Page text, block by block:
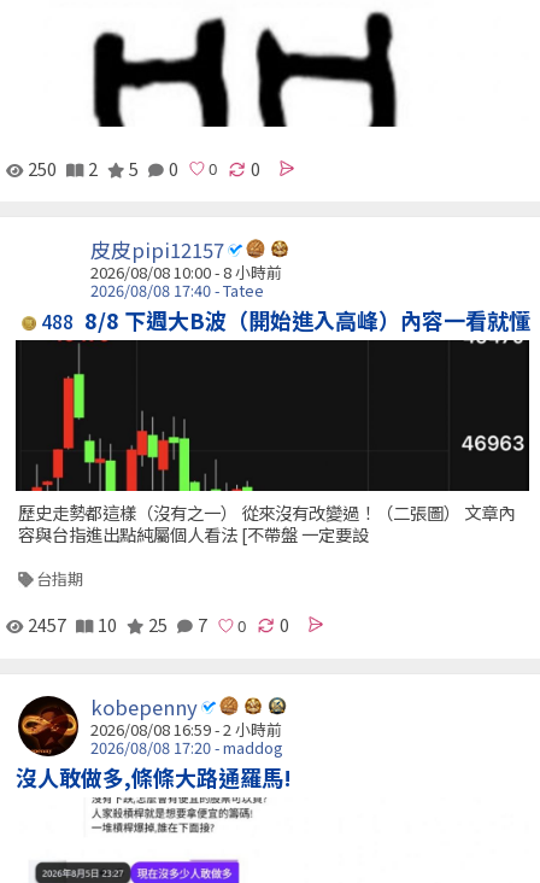
250 2 5 0 0
皮皮pipi12157
2026/08/08 10:00 -8 小時前
2026/08/08 17:40 - Tatee
488 8/8 下週大B波（開始進入高峰）內容一看就懂
歷史走勢都這樣（沒有之一） 從來沒有改變過！（二張圖） 文章內
容與台指進出點純屬個人看法 [不帶盤 一定要設
台指期
2457 10 25 7 0
kobepenny
2026/08/08 16:59 -2 小時前
2026/08/08 17:20 - maddog
沒人敢做多,條條大路通羅馬!